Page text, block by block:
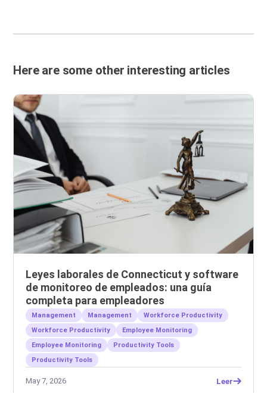
Here are some other interesting articles
Leyes laborales de Connecticut y software
de monitoreo de empleados: una guía
completa para empleadores
Management Management
Workforce Productivity
Workforce Productivity
Employee Monitoring
Employee Monitoring
Productivity Tools
Productivity Tools
May 7, 2026 Leer